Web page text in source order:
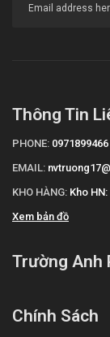
Thông Tin
PHONE: 0971899466
EMAIL:
KHO HÀNG: Kho
Xem bản đồ
Trường Anh
Chính Sách